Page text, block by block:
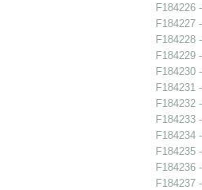
F184226
F184227
F184228
F184229
F184230
F184231
F184232
F184233
F184234
F184235
F184236
F184237